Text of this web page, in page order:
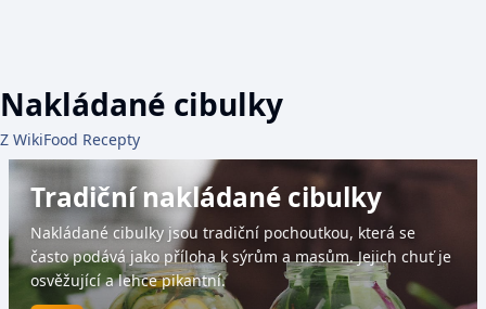
Nakládané cibulky
Z WikiFood Recepty
Tradiční nakládané cibulky
Nakládané cibulky jsou tradiční pochoutkou, která se
často podává jako příloha k sýrům a masům. Jejich chuť je
osvěžující a lehce pikantní.